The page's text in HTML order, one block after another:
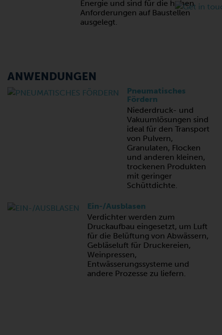
Energie und sind für die hohen
Anforderungen auf Baustellen
ausgelegt.
ANWENDUNGEN
Pneumatisches
Fördern
Niederdruck- und
Vakuumlösungen sind
ideal für den Transport
von Pulvern,
Granulaten, Flocken
und anderen kleinen,
trockenen Produkten
mit geringer
Schüttdichte.
Ein-/Ausblasen
Verdichter werden zum
Druckaufbau eingesetzt, um Luft
für die Belüftung von Abwässern,
Gebläseluft für Druckereien,
Weinpressen,
Entwässerungssysteme und
andere Prozesse zu liefern.